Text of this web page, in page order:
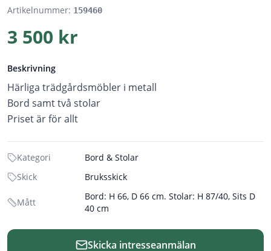
Artikelnummer: 159460
3 500 kr
Beskrivning
Härliga trädgårdsmöbler i metall
Bord samt två stolar
Priset är för allt
Kategori
Bord & Stolar
Skick
Bruksskick
Mått
Bord: H 66, D 66 cm. Stolar: H 87/40, Sits D
40 cm
Skicka intresseanmälan